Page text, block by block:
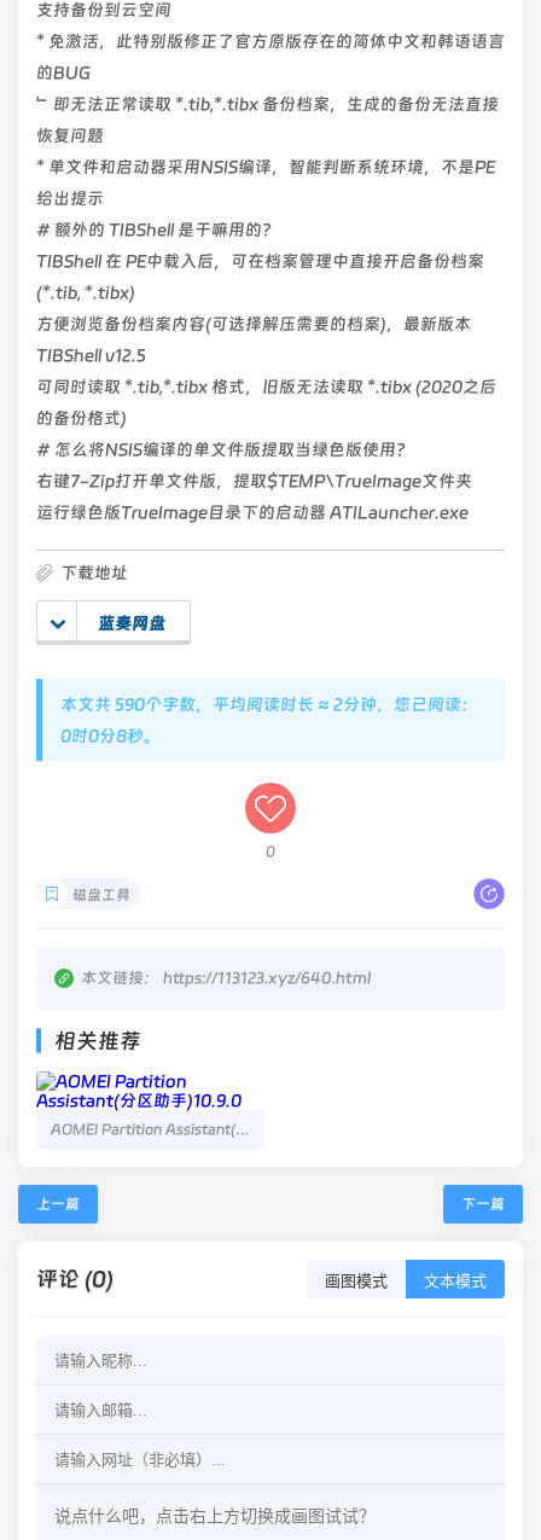
支持备份到云空间
* 免激活，此特别版修正了官方原版存在的简体中文和韩语语言
的BUG
﹂即无法正常读取 *.tib,*.tibx 备份档案，生成的备份无法直接
恢复问题
* 单文件和启动器采用NSIS编译，智能判断系统环境，不是PE
给出提示
# 额外的 TIBShell 是干嘛用的？
TIBShell 在 PE中载入后，可在档案管理中直接开启备份档案
(*.tib, *.tibx)
方便浏览备份档案内容(可选择解压需要的档案)，最新版本
TIBShell v12.5
可同时读取 *.tib,*.tibx 格式，旧版无法读取 *.tibx (2020之后
的备份格式)
# 怎么将NSIS编译的单文件版提取当绿色版使用？
右键7-Zip打开单文件版，提取$TEMP\TrueImage文件夹
运行绿色版TrueImage目录下的启动器 ATILauncher.exe
下载地址
蓝奏网盘
本文共 590个字数，平均阅读时长 ≈ 2分钟，您已阅读：
0时0分8秒。
0
磁盘工具
本文链接： https://113123.xyz/640.html
相关推荐
AOMEI Partition Assistant(分区助手)10.9.0
上一篇 下一篇
评论 (0) 画图模式 文本模式